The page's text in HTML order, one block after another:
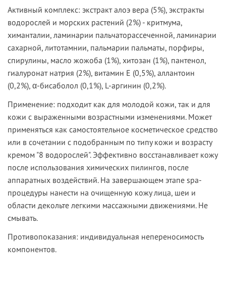
Активный комплекс: экстракт алоэ вера (5%), экстракты
водорослей и морских растений (2%) - критмума,
химанталии, ламинарии пальчаторассеченной, ламинарии
сахарной, литотамнии, пальмарии пальматы, порфиры,
спирулины, масло жожоба (1%), хитозан (1%), пантенол,
гиалуронат натрия (2%), витамин Е (0,5%), аллантоин
(0,2%), α-бисаболол (0,1%), L-аргинин (0,2%).
Применение: подходит как для молодой кожи, так и для
кожи с выраженными возрастными изменениями. Может
применяться как самостоятельное косметическое средство
или в сочетании с подобранным по типу кожи и возрасту
кремом "8 водорослей". Эффективно восстанавливает кожу
после использования химических пилингов, после
аппаратных воздействий. На завершающем этапе spa-
процедуры нанести на очищенную кожу лица, шеи и
области декольте легкими массажными движениями. Не
смывать.
Противопоказания: индивидуальная непереносимость
компонентов.